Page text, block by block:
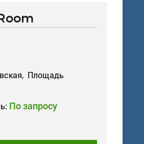
Площадь
По запросу